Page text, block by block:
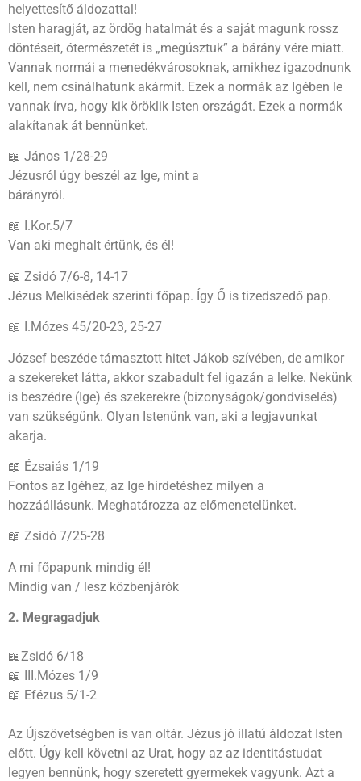
helyettesítő áldozattal!
Isten haragját, az ördög hatalmát és a saját magunk rossz
döntéseit, ótermészetét is „megúsztuk” a bárány vére miatt.
Vannak normái a menedékvárosoknak, amikhez igazodnunk
kell, nem csinálhatunk akármit. Ezek a normák az Igében le
vannak írva, hogy kik öröklik Isten országát. Ezek a normák
alakítanak át bennünket.
📖 János 1/28-29
Jézusról úgy beszél az Ige, mint a
bárányról.
📖 I.Kor.5/7
Van aki meghalt értünk, és él!
📖 Zsidó 7/6-8, 14-17
Jézus Melkisédek szerinti főpap. Így Ő is tizedszedő pap.
📖 I.Mózes 45/20-23, 25-27
József beszéde támasztott hitet Jákob szívében, de amikor
a szekereket látta, akkor szabadult fel igazán a lelke. Nekünk
is beszédre (Ige) és szekerekre (bizonyságok/gondviselés)
van szükségünk. Olyan Istenünk van, aki a legjavunkat
akarja.
📖 Ézsaiás 1/19
Fontos az Igéhez, az Ige hirdetéshez milyen a
hozzáállásunk. Meghatározza az előmenetelünket.
📖 Zsidó 7/25-28
A mi főpapunk mindig él!
Mindig van / lesz közbenjárók
2. Megragadjuk
📖Zsidó 6/18
📖 III.Mózes 1/9
📖 Efézus 5/1-2
Az Újszövetségben is van oltár. Jézus jó illatú áldozat Isten
előtt. Úgy kell követni az Urat, hogy az az identitástudat
legyen bennünk, hogy szeretett gyermekek vagyunk. Azt a